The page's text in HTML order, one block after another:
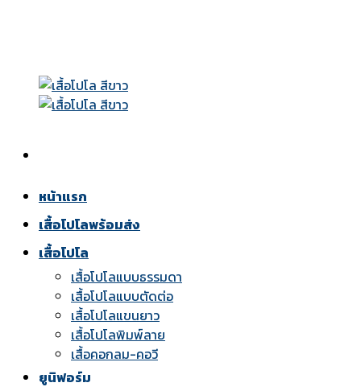
หน้าแรก
เสื้อโปโลพร้อมส่ง
เสื้อโปโล
เสื้อโปโลแบบธรรมดา
เสื้อโปโลแบบตัดต่อ
เสื้อโปโลแขนยาว
เสื้อโปโลพิมพ์ลาย
เสื้อคอกลม-คอวี
ยูนิฟอร์ม